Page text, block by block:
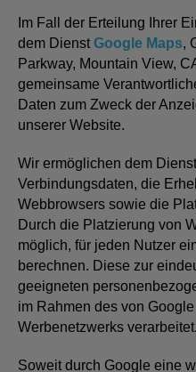
Im Fall der Erteilung Ihrer
dem Dienst Google Maps,
Parkway, Mountain View,
gemeinsame
Daten zum Zweck der
unserer Website.
Wir ermöglichen dem
Verbindungsdaten, die
Webbrowsers sowie die
Durch die Platzierung von
möglich, für jeden Nutzer
berechnen. Diese zur
geeigneten
im Rahmen des von
Werbenetzwerks verarbeitet.
Soweit durch Google eine